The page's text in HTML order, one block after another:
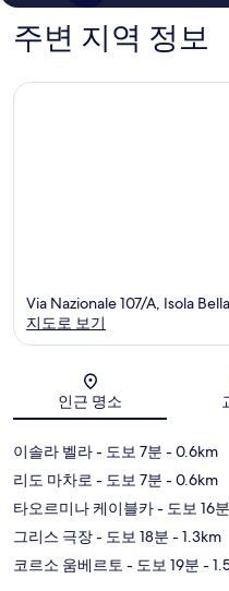
1,012
주변 지역 정보
Via Nazionale 107/A, Isola
지도로 보기
인근 명소
이솔라 벨라- 도보 7분 - 0.6km
리도 마차로 - 도보 7분 - 0.6km
타오르미나 케이블카- 도보 16분
그리스 극장- 도보 18분 - 1.3km
코르소 움베르토 - 도보 19분 -